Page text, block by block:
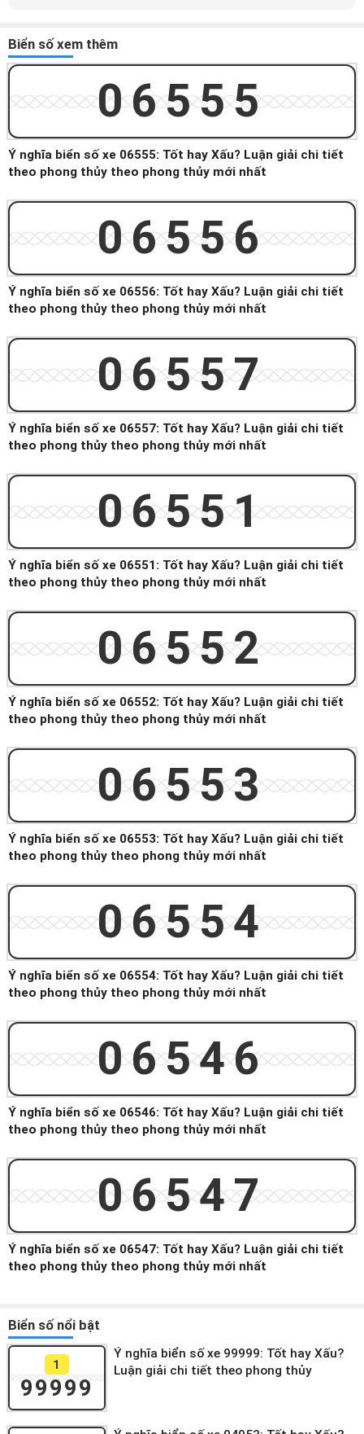
Biển số xem thêm
06555
Ý nghĩa biển số xe 06555: Tốt hay Xấu? Luận giải chi tiết
theo phong thủy theo phong thủy mới nhất
06556
Ý nghĩa biển số xe 06556: Tốt hay Xấu? Luận giải chi tiết
theo phong thủy theo phong thủy mới nhất
06557
Ý nghĩa biển số xe 06557: Tốt hay Xấu? Luận giải chi tiết
theo phong thủy theo phong thủy mới nhất
06551
Ý nghĩa biển số xe 06551: Tốt hay Xấu? Luận giải chi tiết
theo phong thủy theo phong thủy mới nhất
06552
Ý nghĩa biển số xe 06552: Tốt hay Xấu? Luận giải chi tiết
theo phong thủy theo phong thủy mới nhất
06553
Ý nghĩa biển số xe 06553: Tốt hay Xấu? Luận giải chi tiết
theo phong thủy theo phong thủy mới nhất
06554
Ý nghĩa biển số xe 06554: Tốt hay Xấu? Luận giải chi tiết
theo phong thủy theo phong thủy mới nhất
06546
Ý nghĩa biển số xe 06546: Tốt hay Xấu? Luận giải chi tiết
theo phong thủy theo phong thủy mới nhất
06547
Ý nghĩa biển số xe 06547: Tốt hay Xấu? Luận giải chi tiết
theo phong thủy theo phong thủy mới nhất
Biển số nổi bật
1
99999
Ý nghĩa biển số xe 99999: Tốt hay Xấu?
Luận giải chi tiết theo phong thủy